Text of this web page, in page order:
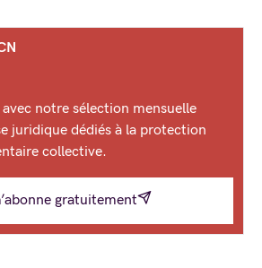
notre sélection mensuelle
juridique dédiés à la protection
collective.
gratuitement